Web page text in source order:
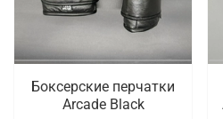
Боксерские перчатки
Arcade Black